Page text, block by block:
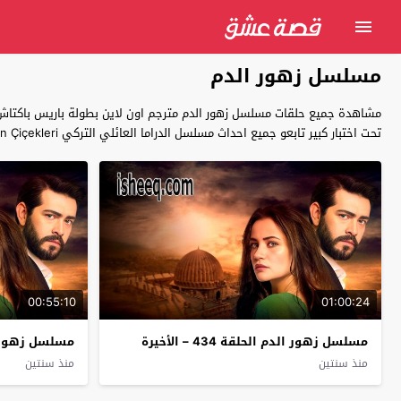
مسلسل زهور الدم
مشاهدة جميع حلقات مسلسل زهور الدم مترجم اون لاين بطولة باريس باكتاش
تحت اختبار كبير تابعو جميع احداث مسلسل الدراما العائلي التركي Kan Çiçekleri زهور الدم كاملة بجودة عالية بالعربية حصريا على قصة عشق .
01:00:24
مسلسل زهور الدم الحلقة 434 – الأخيرة
منذ سنتين
00:55:10
مسلسل زهور
منذ سنتين